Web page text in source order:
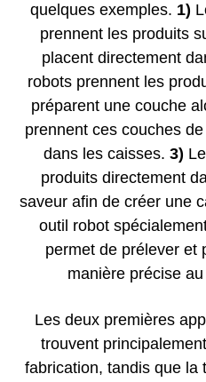
quelques exemples. 1)
prennent les produits
placent directement
robots prennent les
préparent une couche
prennent ces couches
dans les caisses. 3)
produits directement
saveur afin de créer une
outil robot
permet de prélever et
manière précise
Les deux premières
trouvent
fabrication, tandis que la